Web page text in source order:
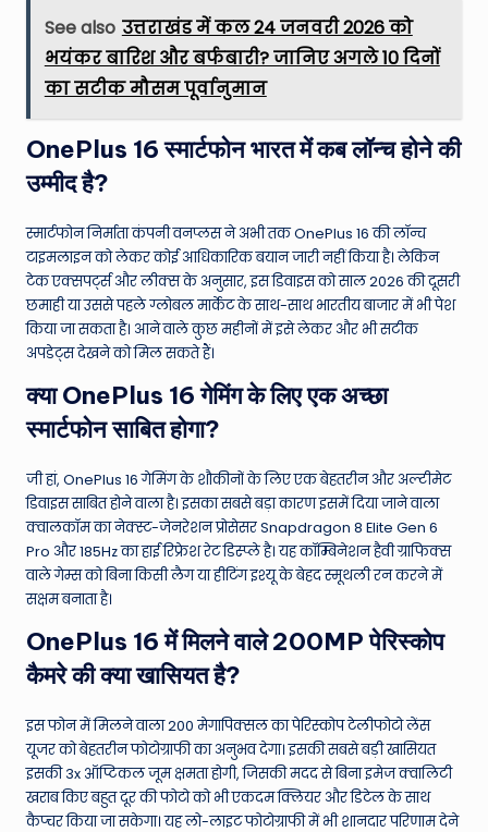
See also उत्तराखंड में कल 24 जनवरी 2026 को
भयंकर बारिश और बर्फबारी? जानिए अगले 10 दिनों
का सटीक मौसम पूर्वानुमान
OnePlus 16 स्मार्टफोन भारत में कब लॉन्च होने की
उम्मीद है?
स्मार्टफोन निर्माता कंपनी वनप्लस ने अभी तक OnePlus 16 की लॉन्च
टाइमलाइन को लेकर कोई आधिकारिक बयान जारी नहीं किया है। लेकिन
टेक एक्सपर्ट्स और लीक्स के अनुसार, इस डिवाइस को साल 2026 की दूसरी
छमाही या उससे पहले ग्लोबल मार्केट के साथ-साथ भारतीय बाजार में भी पेश
किया जा सकता है। आने वाले कुछ महीनों में इसे लेकर और भी सटीक
अपडेट्स देखने को मिल सकते हैं।
क्या OnePlus 16 गेमिंग के लिए एक अच्छा
स्मार्टफोन साबित होगा?
जी हां, OnePlus 16 गेमिंग के शौकीनों के लिए एक बेहतरीन और अल्टीमेट
डिवाइस साबित होने वाला है। इसका सबसे बड़ा कारण इसमें दिया जाने वाला
क्वालकॉम का नेक्स्ट-जेनरेशन प्रोसेसर Snapdragon 8 Elite Gen 6
Pro और 185Hz का हाई रिफ्रेश रेट डिस्प्ले है। यह कॉम्बिनेशन हैवी ग्राफिक्स
वाले गेम्स को बिना किसी लैग या हीटिंग इश्यू के बेहद स्मूथली रन करने में
सक्षम बनाता है।
OnePlus 16 में मिलने वाले 200MP पेरिस्कोप
कैमरे की क्या खासियत है?
इस फोन में मिलने वाला 200 मेगापिक्सल का पेरिस्कोप टेलीफोटो लेंस
यूजर को बेहतरीन फोटोग्राफी का अनुभव देगा। इसकी सबसे बड़ी खासियत
इसकी 3x ऑप्टिकल जूम क्षमता होगी, जिसकी मदद से बिना इमेज क्वालिटी
खराब किए बहुत दूर की फोटो को भी एकदम क्लियर और डिटेल के साथ
कैप्चर किया जा सकेगा। यह लो-लाइट फोटोग्राफी में भी शानदार परिणाम देने